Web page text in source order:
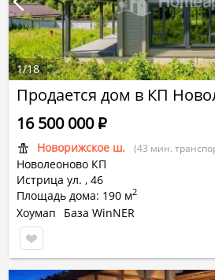
Продается дом в КП
Новорижское ш. (43 мин.
Новолеоново КП
Истрица ул. , 46
Площадь дома: 190 м2
16 500 000Р
Хоумап
База WinNER
1/18